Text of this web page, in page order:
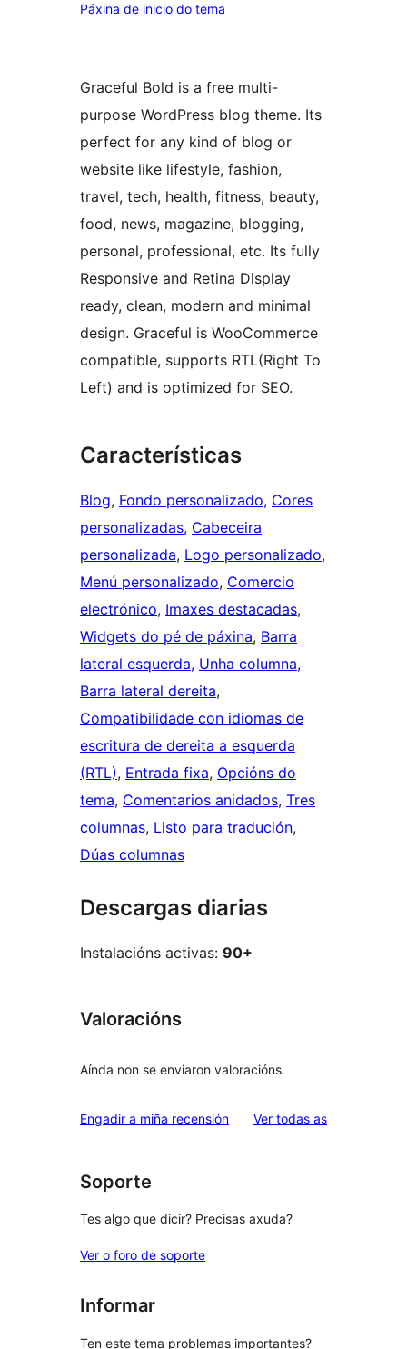
Páxina de inicio do tema
Graceful Bold is a free multi-
purpose WordPress blog theme. Its
perfect for any kind of blog or
website like lifestyle, fashion,
travel, tech, health, fitness, beauty,
food, news, magazine, blogging,
personal, professional, etc. Its fully
Responsive and Retina Display
ready, clean, modern and minimal
design. Graceful is WooCommerce
compatible, supports RTL(Right To
Left) and is optimized for SEO.
Características
Blog, Fondo personalizado, Cores
personalizadas, Cabeceira
personalizada, Logo personalizado
Menú personalizado, Comercio
electrónico, Imaxes destacadas
Widgets do pé de páxina, Barra
lateral esquerda, Unha columna
Barra lateral dereita
Compatibilidade con idiomas de
escritura de dereita a esquerda
(RTL), Entrada fixa, Opcións do
tema, Comentarios anidados, Tres
columnas, Listo para tradución
Dúas columnas
Descargas diarias
Instalacións activas: 90+
Valoracións
Aínda non se enviaron valoracións.
Engadir a miña recensión Ver todas asvaloracións
Soporte
Tes algo que dicir? Precisas axuda?
Ver o foro de soporte
Informar
Ten este tema problemas importantes?